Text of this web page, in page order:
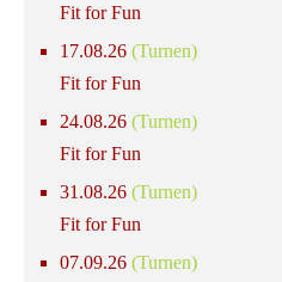
Fit for Fun
17.08.26 (Turnen)
Fit for Fun
24.08.26 (Turnen)
Fit for Fun
31.08.26 (Turnen)
Fit for Fun
07.09.26 (Turnen)